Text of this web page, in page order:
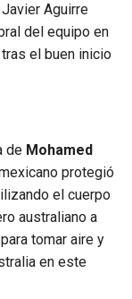
Javier Aguirre
del equipo en
el buen inicio
de Mohamed
protegió
el cuerpo
australiano a
tomar aire y
en este